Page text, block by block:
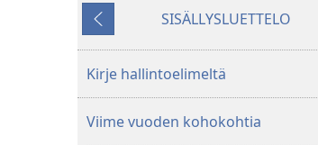
vuosikirjavuosikirja
Edellinen
SISÄLLYSLUETTELO
Kirje hallintoelimeltä
Viime vuoden kohokohtia